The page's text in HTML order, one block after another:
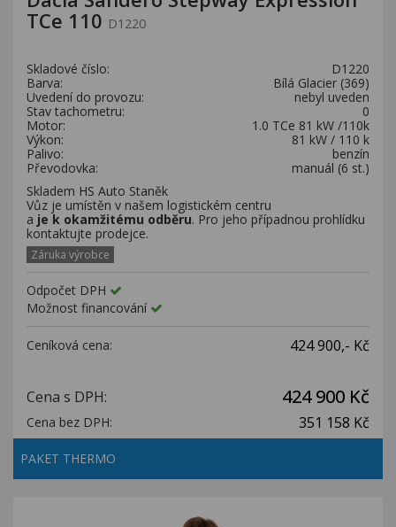
Kariéra
TCe 110 D1220
Skladové číslo:
D1220
Barva:
Bílá Glacier (369)
Uvedení do provozu:
nebyl uveden
Stav tachometru:
0
Motor:
1.0 TCe 81 kW /110k
Výkon:
81 kW / 110 k
Palivo:
benzín
Převodovka:
manuál (6 st.)
Skladem HS Auto Staněk
Vůz je umístěn v našem logistickém centru
a je k okamžitému odběru. Pro jeho případnou prohlídku
kontaktujte prodejce.
Záruka výrobce
Odpočet DPH
Možnost financování
Ceníková cena: 424 900,- Kč
Cena s DPH: 424 900 Kč
Cena bez DPH: 351 158 Kč
PAKET THERMO